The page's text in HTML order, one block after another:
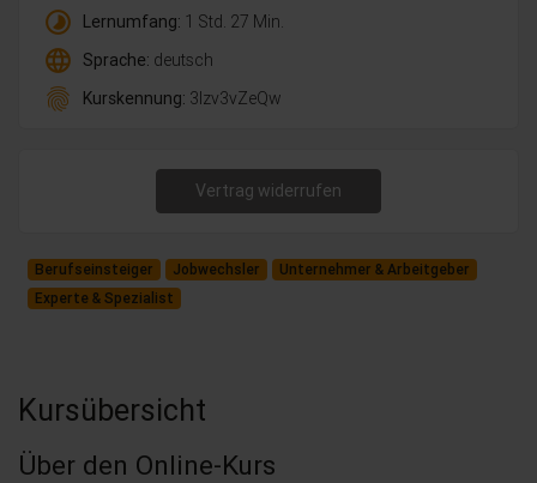
timelapse Lernumfang: 1 Std. 27 Min.
language Sprache: deutsch
fingerprint Kurskennung: 3lzv3vZeQw
Vertrag widerrufen
Berufseinsteiger Jobwechsler
Unternehmer & Arbeitgeber
Experte & Spezialist
Kursübersicht
Über den Online-Kurs